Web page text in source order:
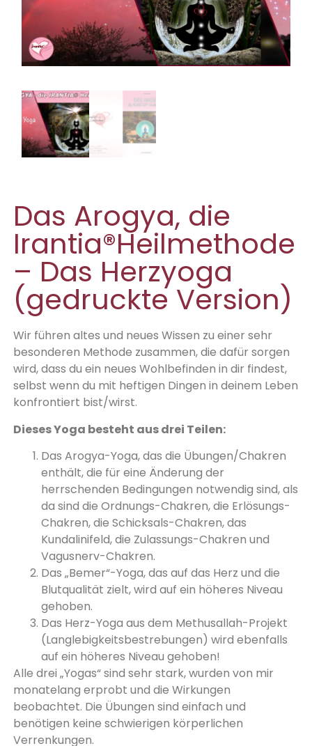
Das Arogya, die
Irantia®Heilmethode
– Das Herzyoga
(gedruckte Version)
Wir führen altes und neues Wissen zu einer sehr
besonderen Methode zusammen, die dafür sorgen
wird, dass du ein neues Wohlbefinden in dir findest,
selbst wenn du mit heftigen Dingen in deinem Leben
konfrontiert bist/wirst.
Dieses Yoga besteht aus drei Teilen:
Das Arogya-Yoga, das die Übungen/Chakren
enthält, die für eine Änderung der
herrschenden Bedingungen notwendig sind, als
da sind die Ordnungs-Chakren, die Erlösungs-
Chakren, die Schicksals-Chakren, das
Kundalinifeld, die Zulassungs-Chakren und
Vagusnerv-Chakren.
Das „Bemer“-Yoga, das auf das Herz und die
Blutqualität zielt, wird auf ein höheres Niveau
gehoben.
Das Herz-Yoga aus dem Methusallah-Projekt
(Langlebigkeitsbestrebungen) wird ebenfalls
auf ein höheres Niveau gehoben!
Alle drei „Yogas“ sind sehr stark, wurden von mir
monatelang erprobt und die Wirkungen
beobachtet. Die Übungen sind einfach und
benötigen keine schwierigen körperlichen
Verrenkungen.